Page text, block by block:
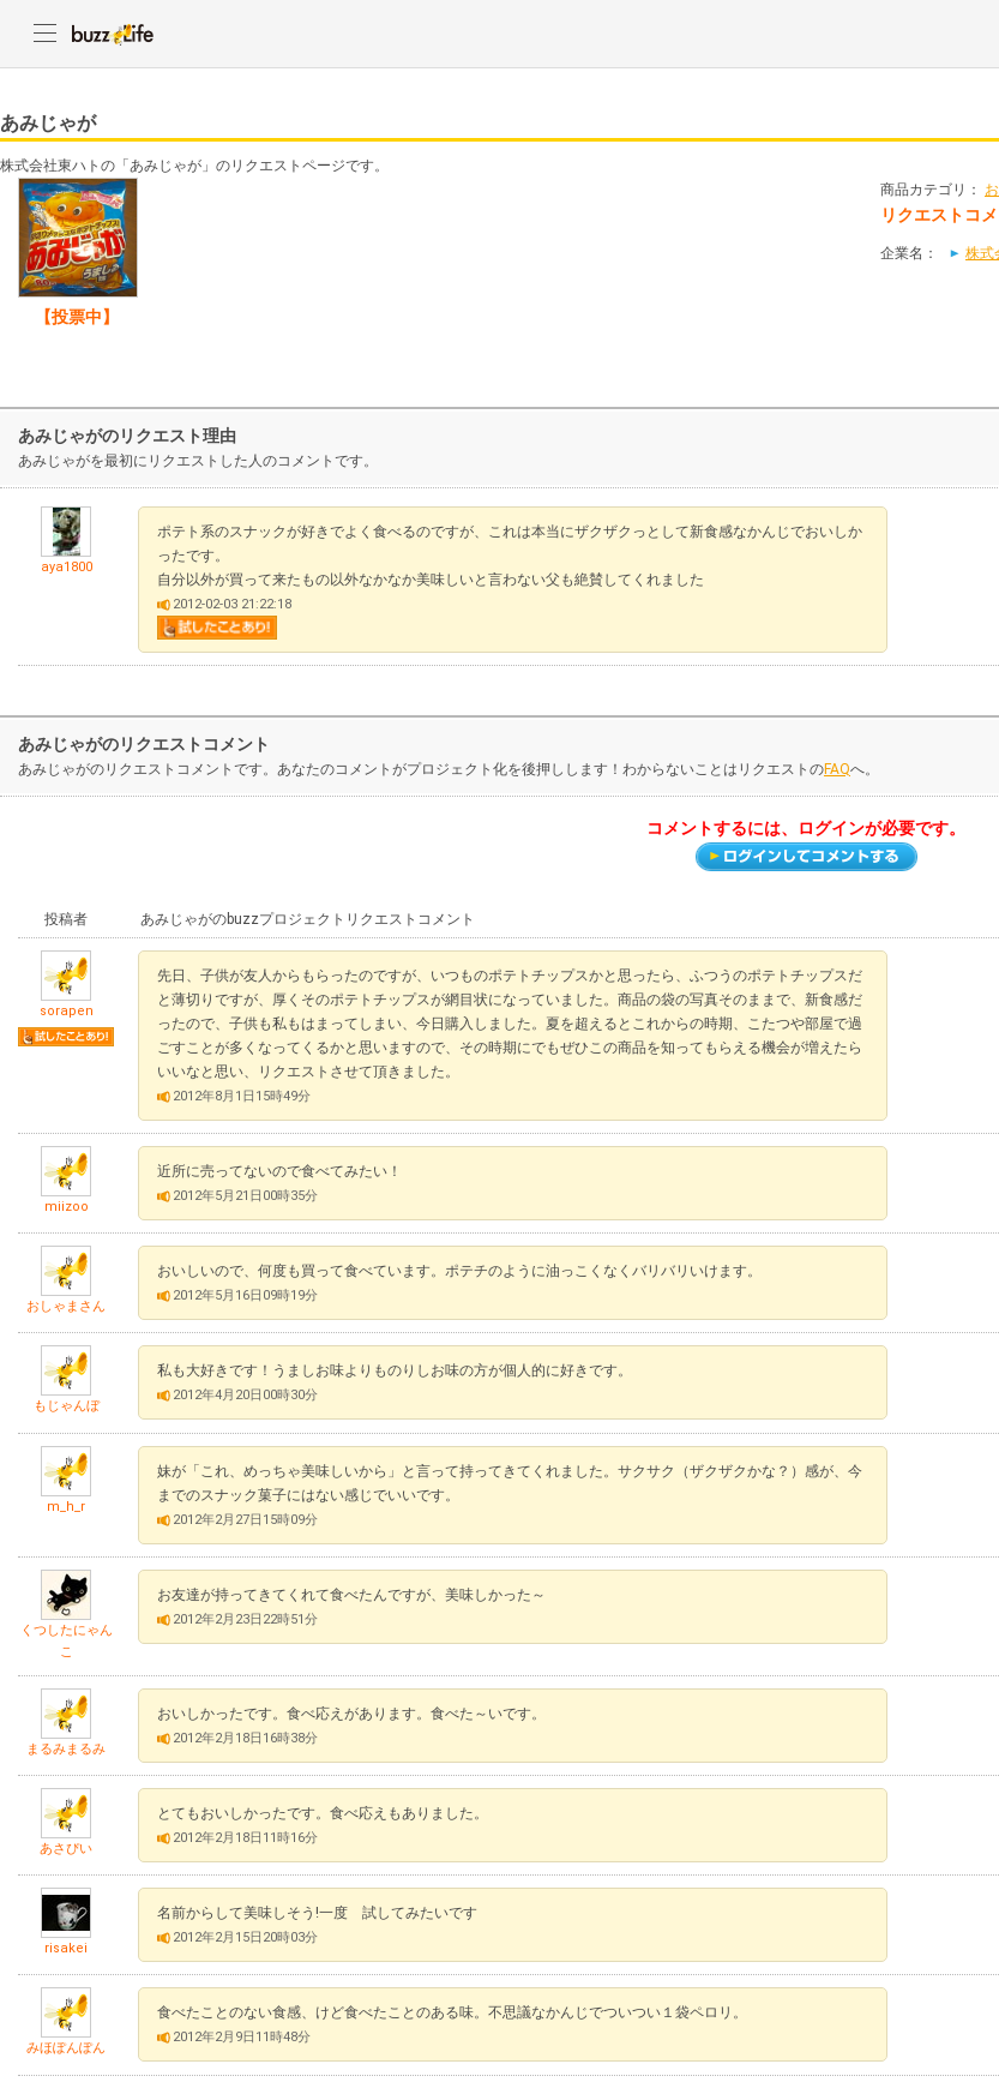
あみじゃが
株式会社東ハトの「あみじゃが」のリクエストページです。
【投票中】
商品カテゴリ：
リクエストコ
企業名： 株式
あみじゃがのリクエスト理由
あみじゃがを最初にリクエストした人のコメントです。
aya1800
ポテト系のスナックが好きでよく食べるのですが、これは本当にザクザクっとして新食感なかんじでおいしか
ったです。
自分以外が買って来たもの以外なかなか美味しいと言わない父も絶賛してくれました
2012-02-03 21:22:18
あみじゃがのリクエストコメント
あみじゃがのリクエストコメントです。あなたのコメントがプロジェクト化を後押しします！わからないことはリクエストのFAQへ。
コメントするには、ログインが必要です。
投稿者 あみじゃがのbuzzプロジェクトリクエストコメント
sorapen
先日、子供が友人からもらったのですが、いつものポテトチップスかと思ったら、ふつうのポテトチップスだ
と薄切りですが、厚くそのポテトチップスが網目状になっていました。商品の袋の写真そのままで、新食感だ
ったので、子供も私もはまってしまい、今日購入しました。夏を超えるとこれからの時期、こたつや部屋で過
ごすことが多くなってくるかと思いますので、その時期にでもぜひこの商品を知ってもらえる機会が増えたら
いいなと思い、リクエストさせて頂きました。
2012年8月1日15時49分
miizoo
近所に売ってないので食べてみたい！
2012年5月21日00時35分
おしゃまさん
おいしいので、何度も買って食べています。ポテチのように油っこくなくバリバリいけます。
2012年5月16日09時19分
もじゃんぼ
私も大好きです！うましお味よりものりしお味の方が個人的に好きです。
2012年4月20日00時30分
m_h_r
妹が「これ、めっちゃ美味しいから」と言って持ってきてくれました。サクサク（ザクザクかな？）感が、今
までのスナック菓子にはない感じでいいです。
2012年2月27日15時09分
くつしたにゃん
こ
お友達が持ってきてくれて食べたんですが、美味しかった～
2012年2月23日22時51分
まるみまるみ
おいしかったです。食べ応えがあります。食べた～いです。
2012年2月18日16時38分
あさぴい
とてもおいしかったです。食べ応えもありました。
2012年2月18日11時16分
risakei
名前からして美味しそう!一度 試してみたいです
2012年2月15日20時03分
みほぽんぽん
食べたことのない食感、けど食べたことのある味。不思議なかんじでついつい１袋ペロリ。
2012年2月9日11時48分